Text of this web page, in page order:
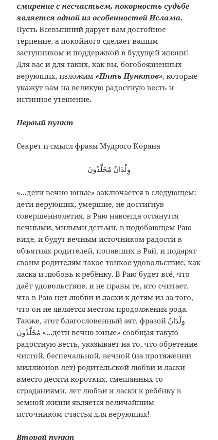
смирение с несчастьем, покорность судьбе
является одной из особенностей Ислама.
Пусть Всевышний дарует вам достойное
терпение, а покойного сделает вашим
заступником и поддержкой в будущей жизни!
Для вас и для таких, как вы, богобоязненных
верующих, изложим «Пять Пунктов», которые
укажут вам на великую радостную весть и
истинное утешение.
Первый пункт
Секрет и смысл фразы Мудрого Корана
وِلْدَانٌ مُخَلَّدُونَ
«…дети вечно юные» заключается в следующем:
дети верующих, умершие, не достигнув
совершеннолетия, в Раю навсегда останутся
вечными, милыми детьми, в подобающем Раю
виде, и будут вечным источником радости в
объятиях родителей, попавших в Рай, и подарят
своим родителям такое тонкое удовольствие, как
ласка и любовь к ребёнку. В Раю будет всё, что
даёт удовольствие, и не правы те, кто считает,
что в Раю нет любви и ласки к детям из-за того,
что он не является местом продолжения рода.
Также, этот благословенный аят, фразой وِلْدَانٌ
مُخَلَّدُونَ «…дети вечно юные» сообщая такую
радостную весть, указывает на то, что обретение
чистой, беспечальной, вечной (на протяжении
миллионов лет) родительской любви и ласки
вместо десяти коротких, смешанных со
страданиями, лет любви и ласки к ребёнку в
земной жизни является величайшим
источником счастья для верующих!
Второй пункт